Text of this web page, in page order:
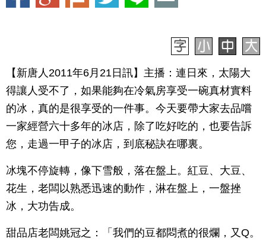
【新唐人2011年6月21日訊】主播：連日來，太陽大
得讓人受不了，如果能夠在冷氣房享受一碗真材實料
的冰，真的是很享受的一件事。今天要帶大家去品嚐
一家經營六十多年的冰店，除了吃好吃的，也要告訴
您，走過一甲子的冰店，到底秘訣在哪裏。
冰塊不停旋轉，像下雪般，落在盤上。紅豆、大豆、
花生，老闆以熟悉迅速的動作，淋在盤上，一盤挫
冰，大功告成。
甜品店老闆姚冠之：「我們的豆都悶煮的很爛，又Q。